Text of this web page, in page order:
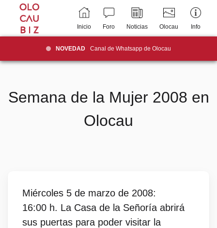
Inicio Foro Noticias Olocau Info
NOVEDAD Canal de Whatsapp de Olocau
Semana de la Mujer 2008 en
Olocau
Miércoles 5 de marzo de 2008:
16:00 h. La Casa de la Señoría abrirá
sus puertas para poder visitar la